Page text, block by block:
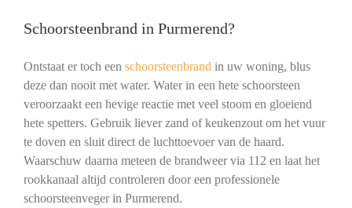
Schoorsteenbrand in Purmerend?
Ontstaat er toch een schoorsteenbrand in uw woning, blus
deze dan nooit met water. Water in een hete schoorsteen
veroorzaakt een hevige reactie met veel stoom en gloeiend
hete spetters. Gebruik liever zand of keukenzout om het vuur
te doven en sluit direct de luchttoevoer van de haard.
Waarschuw daarna meteen de brandweer via 112 en laat het
rookkanaal altijd controleren door een professionele
schoorsteenveger in Purmerend.